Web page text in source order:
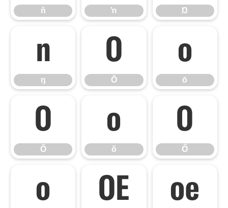
ň ŉ Ŋ
ŋ
ŋ
Ō
Ō
ō
ō
Ŏ
Ŏ
ŏ
ŏ
Ő
Ő
ő Œ œ